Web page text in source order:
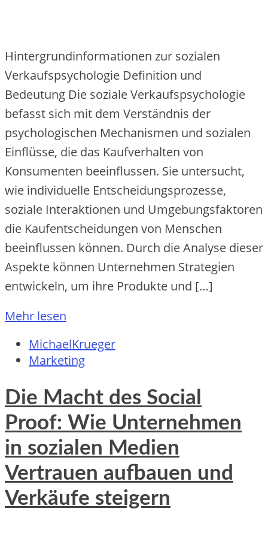
Hintergrundinformationen zur sozialen
Verkaufspsychologie Definition und
Bedeutung Die soziale Verkaufspsychologie
befasst sich mit dem Verständnis der
psychologischen Mechanismen und sozialen
Einflüsse, die das Kaufverhalten von
Konsumenten beeinflussen. Sie untersucht,
wie individuelle Entscheidungsprozesse,
soziale Interaktionen und Umgebungsfaktoren
die Kaufentscheidungen von Menschen
beeinflussen können. Durch die Analyse dieser
Aspekte können Unternehmen Strategien
entwickeln, um ihre Produkte und […]
Mehr lesen
MichaelKrueger
Marketing
Die Macht des Social
Proof: Wie Unternehmen
in sozialen Medien
Vertrauen aufbauen und
Verkäufe steigern